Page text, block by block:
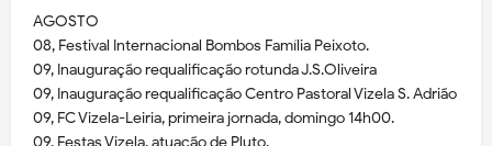
AGOSTO
08, Festival Internacional Bombos Família Peixoto.
09, Inauguração requalificação rotunda J.S.Oliveira
09, Inauguração requalificação Centro Pastoral Vizela S. Adrião
09, FC Vizela-Leiria, primeira jornada, domingo 14h00.